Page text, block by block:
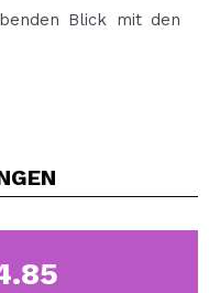
Blick mit den
Look erhalten.
aufzubewahren
eine Kombination